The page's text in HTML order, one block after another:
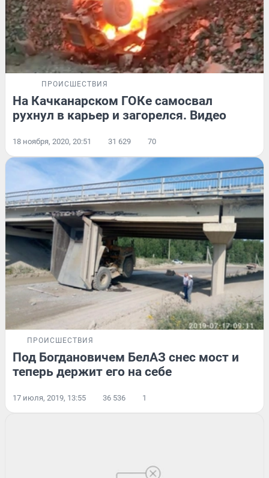
ПРОИСШЕСТВИЯ
На Качканарском ГОКе самосвал
рухнул в карьер и загорелся. Видео
18 ноября, 2020, 20:51 31 629 70
ПРОИСШЕСТВИЯ
Под Богдановичем БелАЗ снес мост и
теперь держит его на себе
17 июля, 2019, 13:55 36 536 1